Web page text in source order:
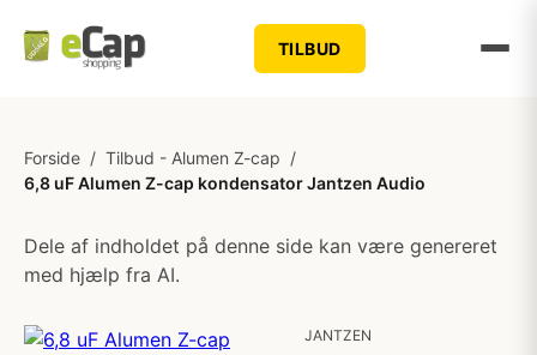
TILBUD
Forside / Tilbud - Alumen Z-cap /
6,8 uF Alumen Z-cap kondensator Jantzen Audio
Dele af indholdet på denne side kan være genereret
med hjælp fra AI.
JANTZEN